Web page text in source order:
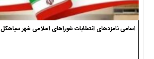
اسامی نامزدهای انتخابات شوراهای اسلامی شهر سیاهکل